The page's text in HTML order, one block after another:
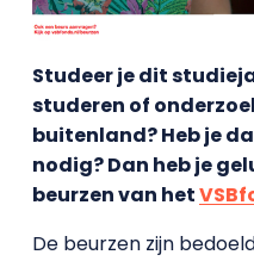
Studeer je dit
studeren of
buitenland? Heb je
nodig? Dan heb je
beurzen van het
De beurzen zijn